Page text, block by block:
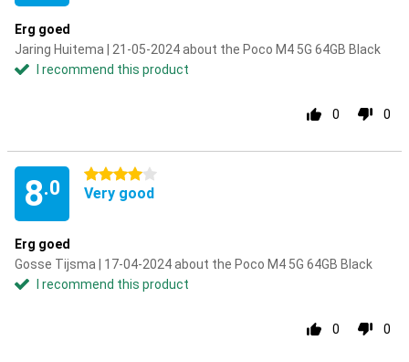
Erg goed
Jaring Huitema | 21-05-2024 about the Poco M4 5G 64GB Black
I recommend this product
0 0
8.0
4 stars
Very good
Erg goed
Gosse Tijsma | 17-04-2024 about the Poco M4 5G 64GB Black
I recommend this product
0 0